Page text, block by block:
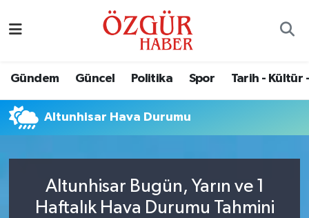
Gündem Güncel Politika Spor Tarih - Kültür
Altunhisar Hava Durumu
Altunhisar Bugün, Yarın ve 1
Haftalık Hava Durumu Tahmini
Eğitim
Ekonomi
Güncel
Nöbetçi Eczaneler
Namaz Vakitleri
Trafik Durumu
Süper Lig Puan Durumu ve Fikstür